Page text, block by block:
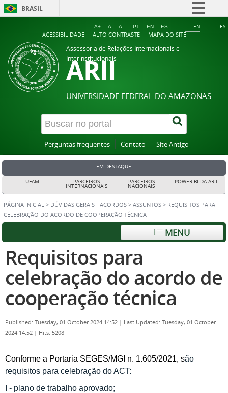
BRASIL
Simplifique!
EN ES
ACESSIBILIDADE ALTO CONTRASTE MAPA DO SITE
A+ A A- PT EN ES
Assessoria de Relações Internacionais e
Interinstitucionais
ARII
UNIVERSIDADE FEDERAL DO AMAZONAS
Perguntas frequentes Contato Site Antigo
EM DESTAQUE
UFAM PARCEIROS
INTERNACIONAIS
PARCEIROS
NACIONAIS
POWER BI DA ARII
PÁGINA INICIAL > DÚVIDAS GERAIS - ACORDOS > ASSUNTOS > REQUISITOS PARA
CELEBRAÇÃO DO ACORDO DE COOPERAÇÃO TÉCNICA
MENU
Requisitos para
celebração do acordo de
cooperação técnica
Published: Tuesday, 01 October 2024 14:52 | Last Updated: Tuesday, 01 October
2024 14:52 | Hits: 5208
Conforme a Portaria SEGES/MGI n. 1.605/2021, são
requisitos para celebração do ACT:
I - plano de trabalho aprovado;